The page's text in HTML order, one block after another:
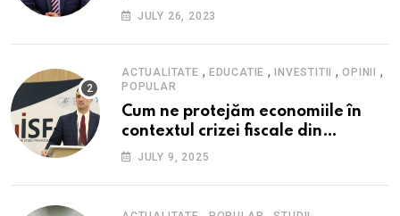
peste inflație, active și plăți la
cadrul ofertei Hidroelectrica,
reziliența la crize
JULY 26, 2023
ACTUALITATE , EDUCATIE , INVESTITII ,OPINII ,
POPULAR
Cum ne protejăm economiile în
contextul crizei fiscale din
România- Valentin Ionescu,
Financiare (ISF)
JULY 9, 2025